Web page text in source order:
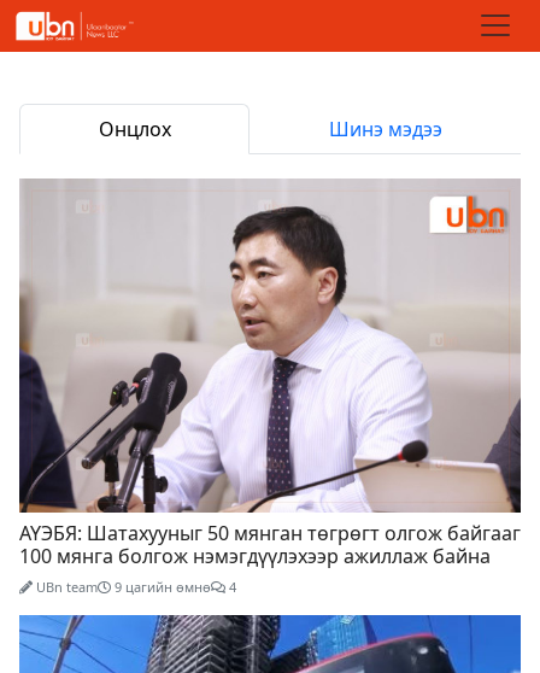
Онцлох Шинэ мэдээ
АҮЭБЯ: Шатахууныг 50 мянган төгрөгт олгож байгааг
100 мянга болгож нэмэгдүүлэхээр ажиллаж байна
UBn team 9 цагийн өмнө 4